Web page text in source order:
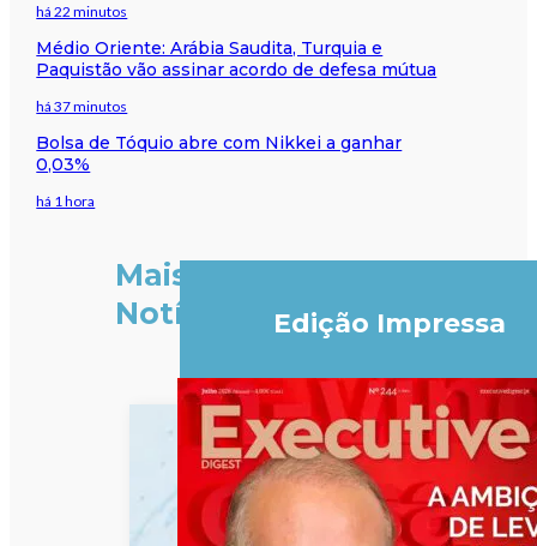
há 22 minutos
Médio Oriente: Arábia Saudita, Turquia e
Paquistão vão assinar acordo de defesa mútua
há 37 minutos
Bolsa de Tóquio abre com Nikkei a ganhar
0,03%
há 1 hora
Mais
Notícias
Edição Impressa